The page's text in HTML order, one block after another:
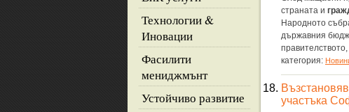
Технологии &
Иновации
Фасилити
мениджмънт
Устойчиво развитие
страната и
Народното
държавния
правителството,
категория:
18.
участъка